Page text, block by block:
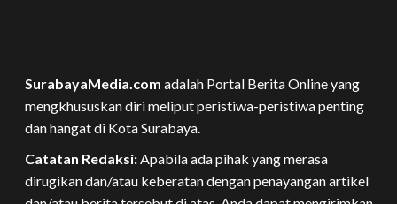
SurabayaMedia.com adalah Portal Berita Online yang
mengkhususkan diri meliput peristiwa-peristiwa penting
dan hangat di Kota Surabaya.
Catatan Redaksi:Apabila ada pihak yang merasa
dirugikan dan/atau keberatan dengan penayangan artikel